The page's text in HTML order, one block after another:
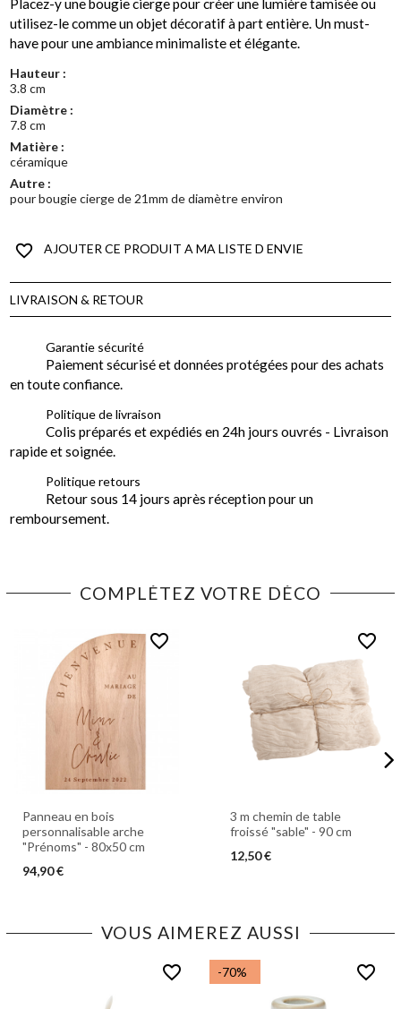
Placez-y une bougie cierge pour créer une lumière tamisée ou
utilisez-le comme un objet décoratif à part entière. Un must-
have pour une ambiance minimaliste et élégante.
Hauteur :
3.8 cm
Diamètre :
7.8 cm
Matière :
céramique
Autre :
pour bougie cierge de 21mm de diamètre environ
favorite_border AJOUTER CE PRODUIT A MA LISTE D ENVIE
LIVRAISON & RETOUR
Garantie sécurité
Paiement sécurisé et données protégées pour des achats
en toute confiance.
Politique de livraison
Colis préparés et expédiés en 24h jours ouvrés - Livraison
rapide et soignée.
Politique retours
Retour sous 14 jours après réception pour un
remboursement.
COMPLÉTEZ VOTRE DÉCO
favorite_border
Panneau en bois
personnalisable arche
"Prénoms" - 80x50 cm
94,90 €
favorite_border
3 m chemin de table
froissé "sable" - 90 cm
12,50 €
VOUS AIMEREZ AUSSI
favorite_border -70% favorite_border